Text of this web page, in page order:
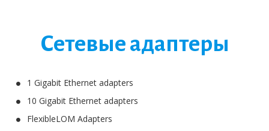
Сетевые адаптеры
1 Gigabit Ethernet adapters
10 Gigabit Ethernet adapters
FlexibleLOM Adapters